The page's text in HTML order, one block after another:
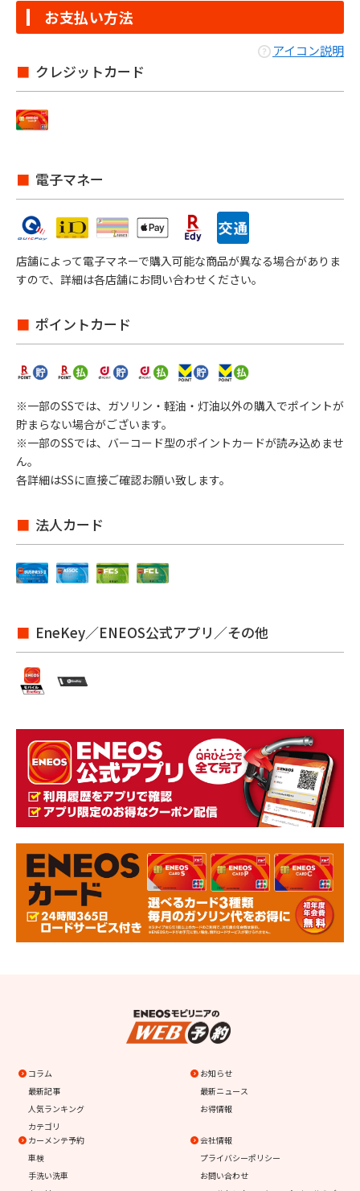
お支払い方法
アイコン説明
クレジットカード
電子マネー
店舗によって電子マネーで購入可能な商品が異なる場合がありま
すので、詳細は各店舗にお問い合わせください。
ポイントカード
※一部のSSでは、ガソリン・軽油・灯油以外の購入でポイントが
貯まらない場合がございます。
※一部のSSでは、バーコード型のポイントカードが読み込めませ
ん。
各詳細はSSに直接ご確認お願い致します。
法人カード
EneKey／ENEOS公式アプリ／その他
コラム
最新記事
人気ランキング
カテゴリ
お知らせ
最新ニュース
お得情報
カーメンテ予約
車検
手洗い洗車
会社情報
プライバシーポリシー
お問い合わせ